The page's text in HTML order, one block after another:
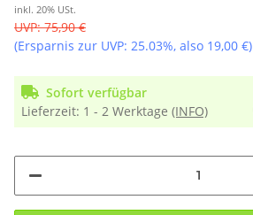
inkl. 20% USt.
UVP:75,90 €
(Ersparnis zur UVP: 25.03%, also 19,00 €)
Sofort verfügbar
Lieferzeit: 1 - 2 Werktage (INFO)